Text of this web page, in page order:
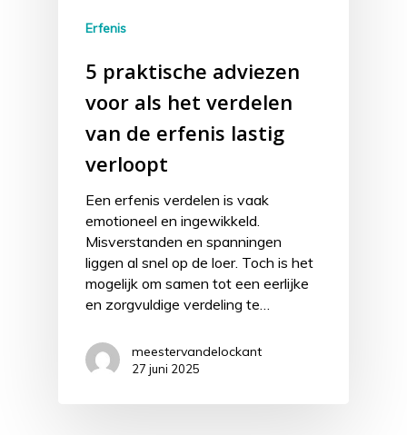
Erfenis
5 praktische adviezen
voor als het verdelen
van de erfenis lastig
verloopt
Een erfenis verdelen is vaak
emotioneel en ingewikkeld.
Misverstanden en spanningen
liggen al snel op de loer. Toch is het
mogelijk om samen tot een eerlijke
en zorgvuldige verdeling te…
meestervandelockant
27 juni 2025